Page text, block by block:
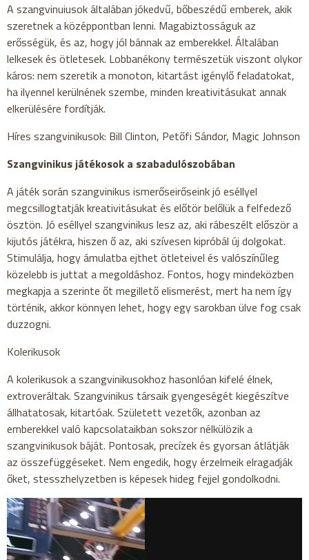
A szangvinuiusok általában jókedvű, bőbeszédű emberek, akik
szeretnek a középpontban lenni. Magabiztosságuk az
erősségük, és az, hogy jól bánnak az emberekkel. Általában
lelkesek és ötletesek. Lobbanékony természetük viszont olykor
káros: nem szeretik a monoton, kitartást igénylő feladatokat,
ha ilyennel kerülnének szembe, minden kreativitásukat annak
elkerülésére fordítják.
Híres szangvinikusok: Bill Clinton, Petőfi Sándor, Magic Johnson
Szangvinikus játékosok a szabadulószobában
A játék során szangvinikus ismerőseirőseink jó eséllyel
megcsillogtatják kreativitásukat és előtör belőlük a felfedező
ösztön. Jó eséllyel szangvinikus lesz az, aki rábeszélt először a
kijutós játékra, hiszen ő az, aki szívesen kipróbál új dolgokat.
Stimulálja, hogy ámulatba ejthet ötleteivel és valószínűleg
közelebb is juttat a megoldáshoz. Fontos, hogy mindeközben
megkapja a szerinte őt megillető elismerést, mert ha nem így
történik, akkor könnyen lehet, hogy egy sarokban ülve fog csak
duzzogni.
Kolerikusok
A kolerikusok a szangvinikusokhoz hasonlóan kifelé élnek,
extroveráltak. Szangvinikus társaik gyengeségét kiegészítve
állhatatosak, kitartóak. Született vezetők, azonban az
emberekkel való kapcsolataikban sokszor nélkülözik a
szangvinikusok báját. Pontosak, precízek és gyorsan átlátják
az összefüggéseket. Nem engedik, hogy érzelmeik elragadják
őket, stesszhelyzetben is képesek hideg fejjel gondolkodni.